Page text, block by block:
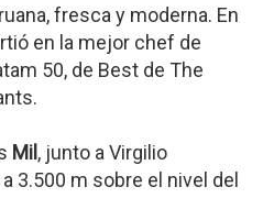
fresca y moderna. En
en la mejor chef de
50, de Best de The
Mil , junto a Virgilio
3.500 m sobre el nivel del